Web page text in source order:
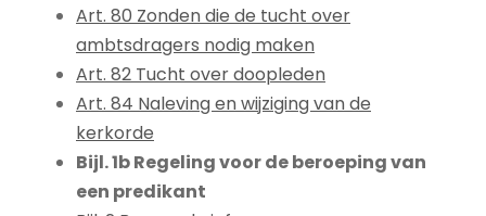
Art. 80 Zonden die de tucht over
ambtsdragers nodig maken
Art. 82 Tucht over doopleden
Art. 84 Naleving en wijziging van de
kerkorde
Bijl. 1b Regeling voor de beroeping van
een predikant